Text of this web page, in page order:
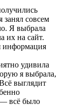
занял совсем
Я выбрала
их на сайт.
информация
удивила
я выбрала,
выглядит
— всё было